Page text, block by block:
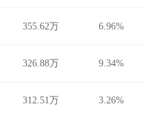
355.62万 6.96%
326.88万 9.34%
312.51万 3.26%